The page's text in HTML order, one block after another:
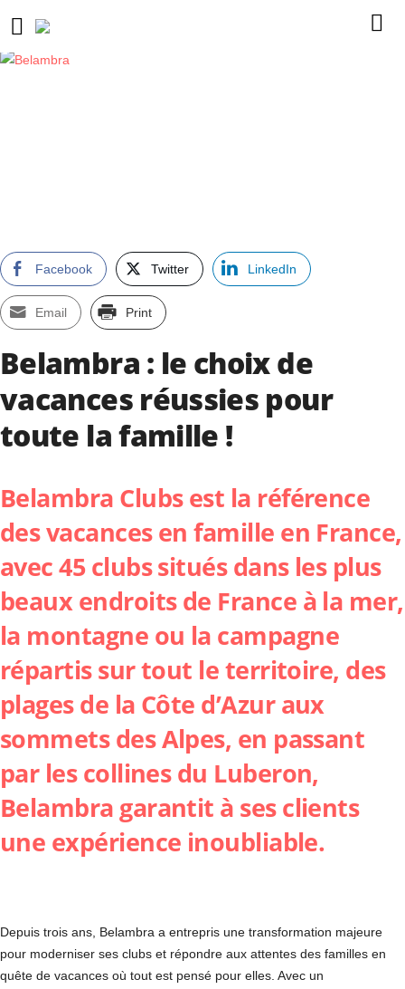
Facebook Twitter LinkedIn
Email Print
Belambra : le choix de
vacances réussies pour
toute la famille !
Belambra Clubsest la référence
des vacances en famille en France,
avec 45 clubs situés dans les plus
beaux endroits de France à la mer,
la montagne ou la campagne
répartis sur tout le territoire, des
plages de la Côte d’Azur aux
sommets des Alpes, en passant
par les collines du Luberon,
Belambra garantit à ses clients
une expérience inoubliable.
Depuis trois ans, Belambra a entrepris une transformation majeure
pour moderniser ses clubs et répondre aux attentes des familles en
quête de vacances où tout est pensé pour elles. Avec un